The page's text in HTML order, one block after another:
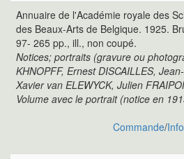
Annuaire de l'Académie royale des
des Beaux-Arts de Belgique. 1925.
97- 265 pp., ill., non coupé.
Notices; portraits (gravure ou
KHNOPFF, Ernest DISCAILLES,
Xavier van ELEWYCK, Julien
Volume avec le portrait (notice en
Commande/